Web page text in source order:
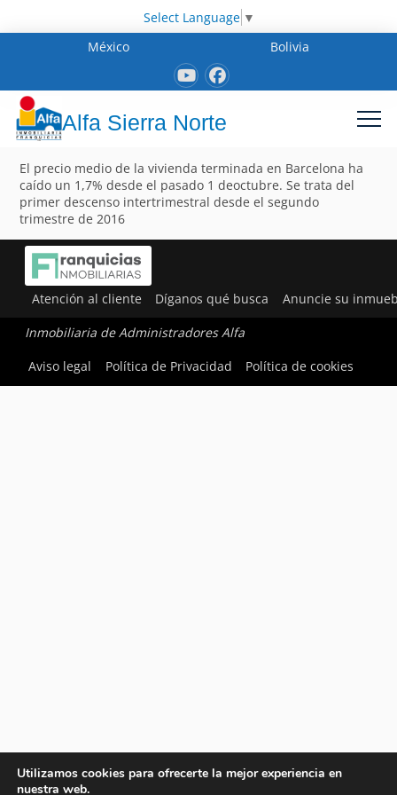
Select Language ▼
México
Bolivia
Alfa Sierra Norte
El precio medio de la vivienda terminada en Barcelona ha
caído un 1,7% desde el pasado 1 deoctubre. Se trata del
primer descenso intertrimestral desde el segundo
trimestre de 2016
Atención al cliente Díganos qué busca Anuncie su
Inmobiliaria de Administradores Alfa
Aviso legal
Política de Privacidad Política de cookies
Utilizamos cookies para ofrecerte la mejor experiencia en
nuestra web.